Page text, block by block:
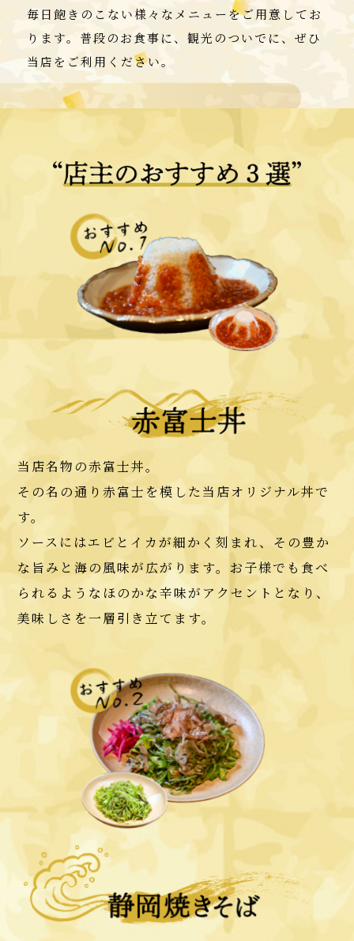
毎日飽きのこない様々なメニューをご用意してお
ります。普段のお食事に、観光のついでに、ぜひ
当店をご利用ください。
当店名物の赤富士丼。
その名の通り赤富士を模した当店オリジナル丼で
す。
ソースにはエビとイカが細かく刻まれ、その豊か
な旨みと海の風味が広がります。お子様でも食べ
られるようなほのかな辛味がアクセントとなり、
美味しさを一層引き立てます。